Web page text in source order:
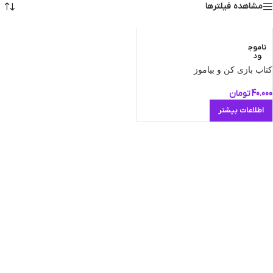
مشاهده فیلترها
ناموج
ود
کتاب بازی کن و بیاموز
40.000تومان
اطلاعات بیشتر